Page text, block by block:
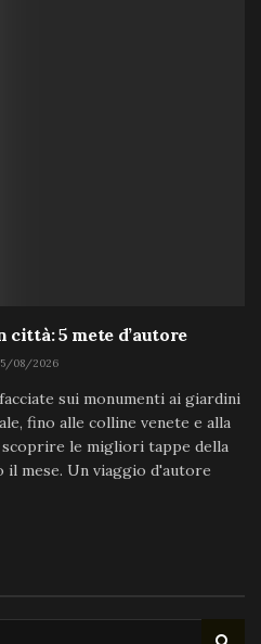
5 mete d’autore
08/2026
sui monumenti ai giardini
fino alle colline venete e alla
scoprire le migliori tappe della
mese. Un viaggio d'autore